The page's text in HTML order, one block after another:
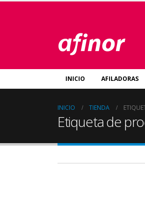
INICIO AFILADORAS
INICIO TIENDA
Etiqueta de